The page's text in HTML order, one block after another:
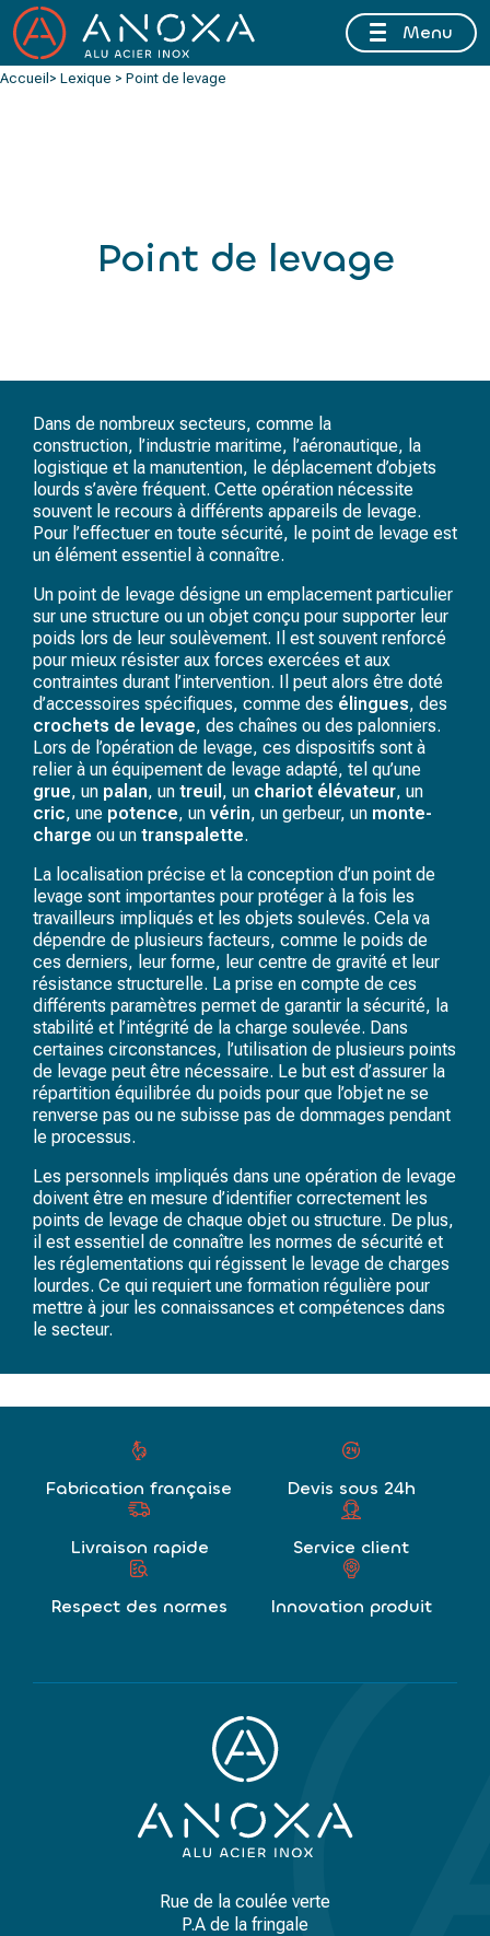
FERMETURE ESTIVALE DU 10 AU 16 AOÛT 2026 INCLUSMenu
Accueil > Lexique > Point de levage
Point de levage
Dans de nombreux secteurs, comme la
construction, l’industrie maritime, l’aéronautique, la
logistique et la manutention, le déplacement d’objets
lourds s’avère fréquent. Cette opération nécessite
souvent le recours à différents appareils de levage.
Pour l’effectuer en toute sécurité, le point de levage est
un élément essentiel à connaître.
Un point de levage désigne un emplacement particulier
sur une structure ou un objet conçu pour supporter leur
poids lors de leur soulèvement. Il est souvent renforcé
pour mieux résister aux forces exercées et aux
contraintes durant l’intervention. Il peut alors être doté
d’accessoires spécifiques, comme des élingues, des
crochets de levage, des chaînes ou des palonniers.
Lors de l’opération de levage, ces dispositifs sont à
relier à un équipement de levage adapté, tel qu’une
grue, un palan, un treuil , un chariot élévateur, un
cric, une potence, un vérin, un gerbeur, un monte-
charge ou un transpalette.
La localisation précise et la conception d’un point de
levage sont importantes pour protéger à la fois les
travailleurs impliqués et les objets soulevés. Cela va
dépendre de plusieurs facteurs, comme le poids de
ces derniers, leur forme, leur centre de gravité et leur
résistance structurelle. La prise en compte de ces
différents paramètres permet de garantir la sécurité, la
stabilité et l’intégrité de la charge soulevée. Dans
certaines circonstances, l’utilisation de plusieurs points
de levage peut être nécessaire. Le but est d’assurer la
répartition équilibrée du poids pour que l’objet ne se
renverse pas ou ne subisse pas de dommages pendant
le processus.
Les personnels impliqués dans une opération de levage
doivent être en mesure d’identifier correctement les
points de levage de chaque objet ou structure. De plus,
il est essentiel de connaître les normes de sécurité et
les réglementations qui régissent le levage de charges
lourdes. Ce qui requiert une formation régulière pour
mettre à jour les connaissances et compétences dans
le secteur.
Fabrication française Devis sous 24h
Livraison rapide Service client
Respect des normes Innovation produit
Rue de la coulée verte
P.A de la fringale